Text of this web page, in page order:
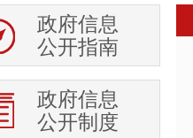
政府信息
公开指南
政府信息
公开制度
权责清单及调整信息
行政权力运行
处罚强制信息
审计信息
稳岗就业